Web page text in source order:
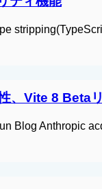
、Vite 8 Beta
Blog Anthropic